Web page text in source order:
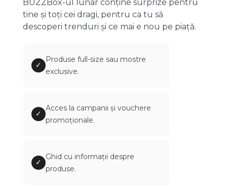
BUZZBox-ul lunar conține surprize pentru
tine și toți cei dragi, pentru ca tu să
descoperi trenduri și ce mai e nou pe piață.
✓
Produse full-size sau mostre
exclusive.
✓
Acces la campanii și vouchere
promoționale.
✓
Ghid cu informații despre
produse.